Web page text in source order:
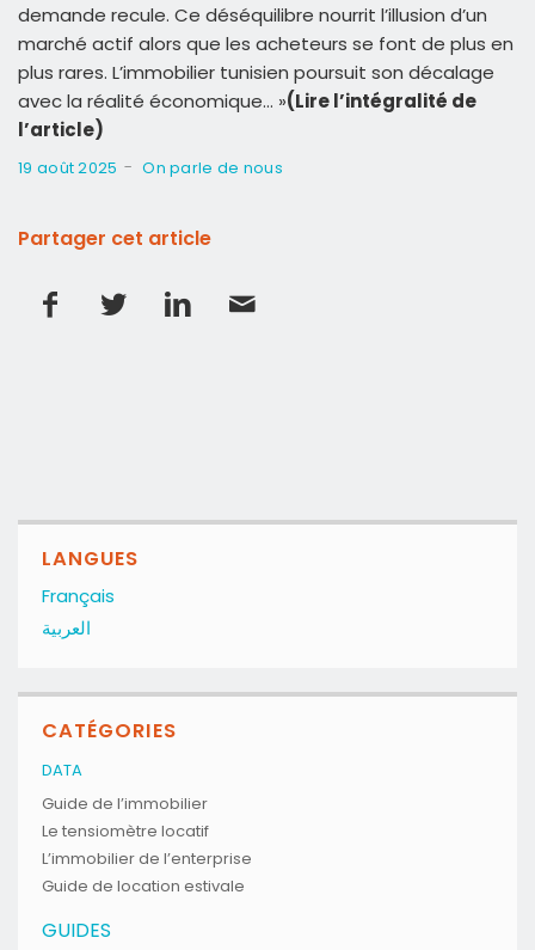
demande recule. Ce déséquilibre nourrit l’illusion d’un
marché actif alors que les acheteurs se font de plus en
plus rares. L’immobilier tunisien poursuit son décalage
avec la réalité économique… »(Lire l’intégralité de
l’article)
19 août 2025 - On parle de nous
Partager cet article
LANGUES
Français
العربية
CATÉGORIES
DATA
Guide de l’immobilier
Le tensiomètre locatif
L’immobilier de l’enterprise
Guide de location estivale
GUIDES